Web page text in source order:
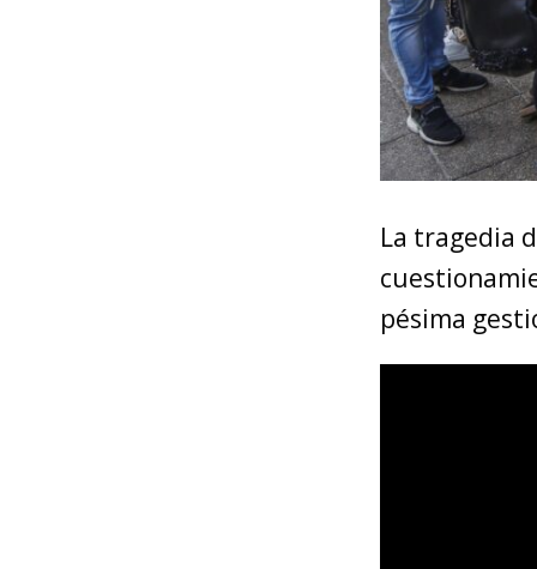
La tragedia
pésima